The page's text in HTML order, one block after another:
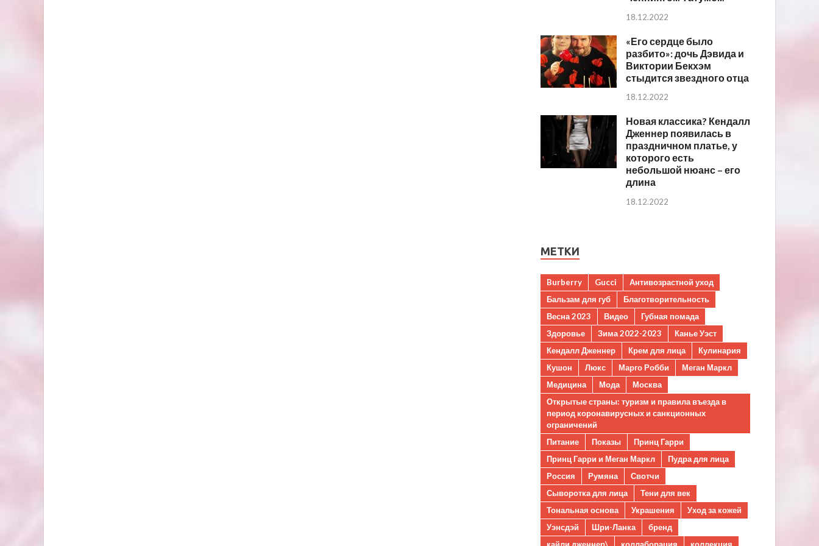
18.12.2022
«Его сердце было
разбито»: дочь Дэвида и
Виктории Бекхэм
стыдится звездного отца
18.12.2022
Новая классика? Кендалл
Дженнер появилась в
праздничном платье, у
которого есть
небольшой нюанс – его
длина
18.12.2022
МЕТКИ
Burberry Gucci
Антивозрастной уход
Бальзам для губ
Благотворительность
Весна 2023
Видео
Губная помада
Здоровье
Зима 2022-2023
Канье Уэст
Кендалл Дженнер
Крем для лица
Кулинария
Кушон
Люкс Марго Робби
Меган Маркл
Медицина
Мода
Москва
Открытые страны: туризм и правила въезда в
период коронавирусных и санкционных
ограничений
Питание
Показы
Принц Гарри
Принц Гарри и Меган Маркл
Пудра для лица
Россия
Румяна
Свотчи
Сыворотка для лица
Тени для век
Тональная основа
Украшения
Уход за кожей
Уэнсдэй
Шри-Ланка
бренд